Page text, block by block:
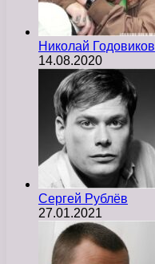
Николай Годовиков
14.08.2020
Сергей Рублёв
27.01.2021